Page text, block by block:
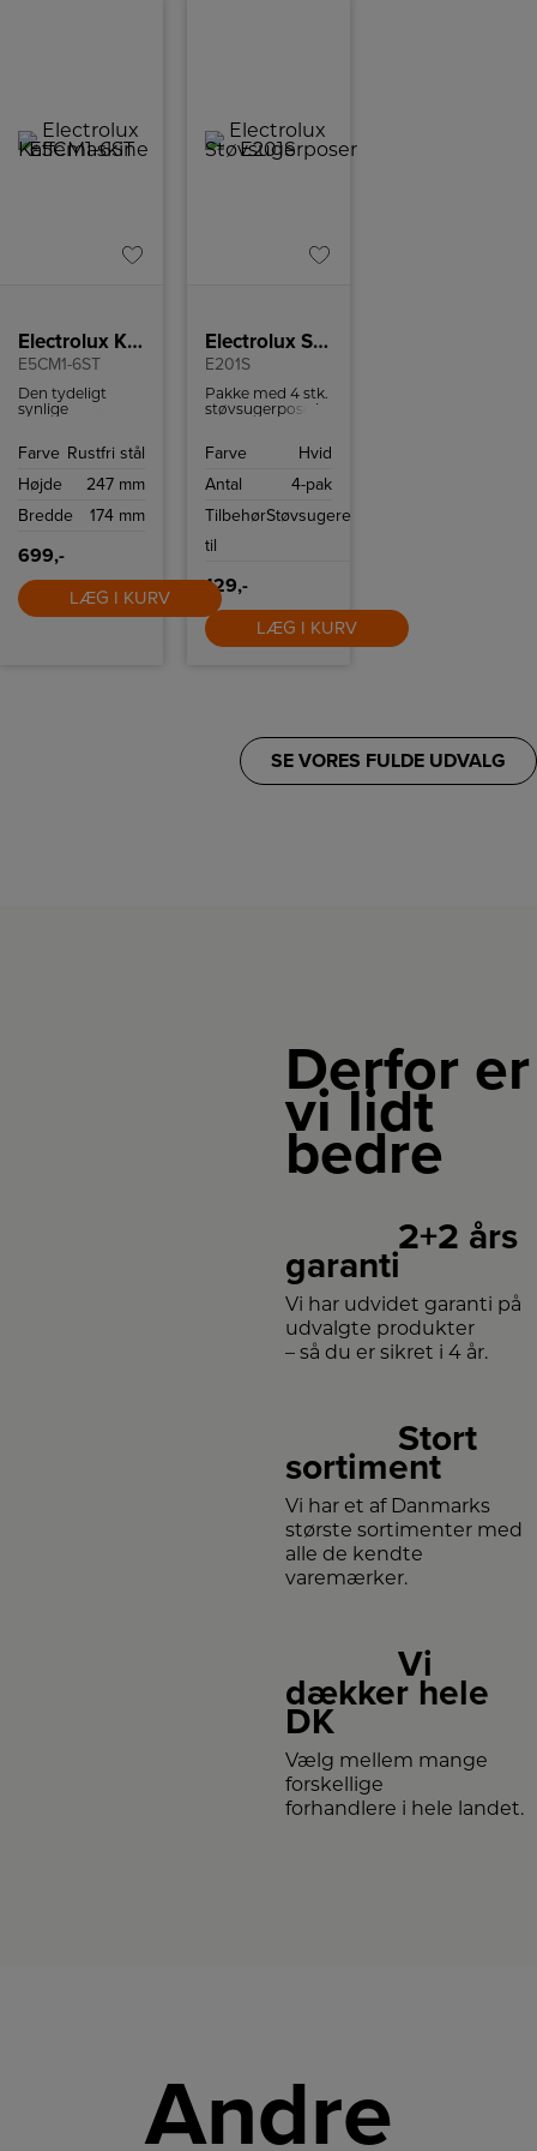
Electrolux Kaffemaskine
E5CM1-6ST
Den tydeligt
synlige
sikrer nøjagtige
kopper
kaffe.
Farve Rustfri stål
Højde
247 mm
Bredde
174 mm
699,-
LÆG I KURV
Electrolux Støvsugerposer
E201S
Pakke med 4 stk.
støvsugerpose i
materiale holder
længere end
støvsugerposer i
Farve
Hvid
Antal
4-pak
Tilbehør
til
Støvsugere
129,-
LÆG I KURV
SE VORES FULDE UDVALG
Derfor er
vi lidt
bedre
2+2 års
garanti
Vi har udvidet garanti på
udvalgte produkter
– så du er sikret i 4 år.
Stort
sortiment
Vi har et af Danmarks
største sortimenter med
alle de kendte
varemærker.
Vi
dækker hele
DK
Vælg mellem mange
forskellige
forhandlere i hele landet.
Andre